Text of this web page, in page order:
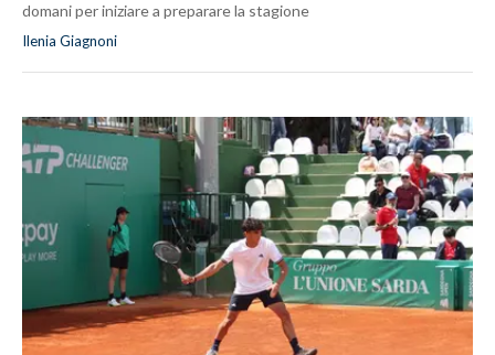
domani per iniziare a preparare la stagione
Ilenia Giagnoni